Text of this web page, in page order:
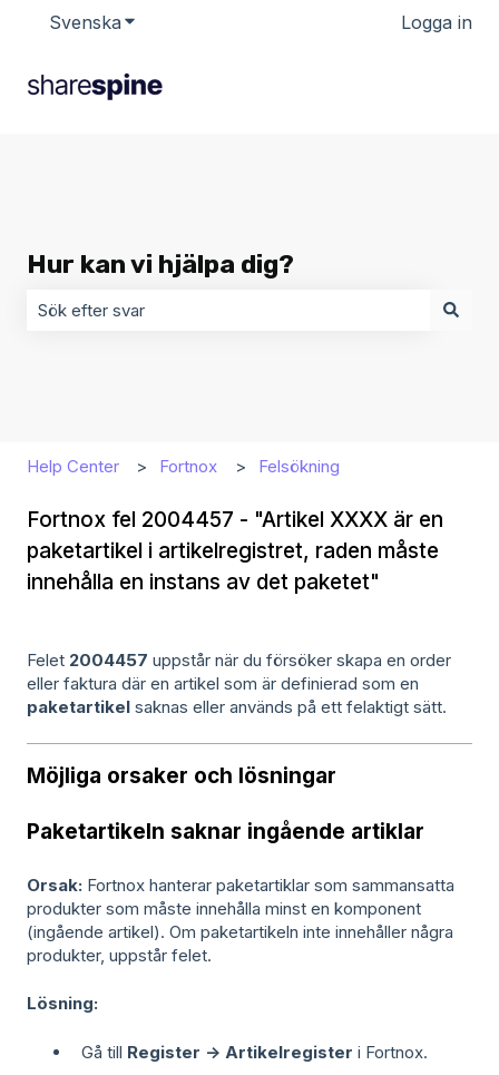
Svenska Visa undermenyer för översättningarLogga in
Hur kan vi hjälpa dig?
Help Center Fortnox Felsökning
Fortnox fel 2004457 - "Artikel XXXX är en
paketartikel i artikelregistret, raden måste
innehålla en instans av det paketet"
Felet 2004457 uppstår när du försöker skapa en order
eller faktura där en artikel som är definierad som en
paketartikel saknas eller används på ett felaktigt sätt.
Möjliga orsaker och lösningar
Paketartikeln saknar ingående artiklar
Orsak: Fortnox hanterar paketartiklar som sammansatta
produkter som måste innehålla minst en komponent
(ingående artikel). Om paketartikeln inte innehåller några
produkter, uppstår felet.
Lösning:
Gå till Register → Artikelregister i Fortnox.